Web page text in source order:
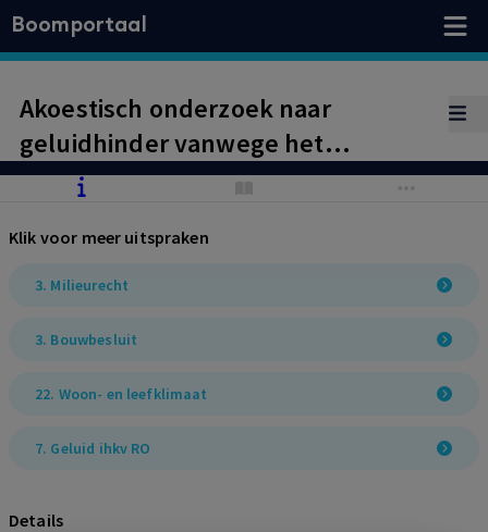
Boomportaal
Akoestisch onderzoek naar
geluidhinder vanwege het
inrichtingsgebonden verkeer van en
Schrikkelcirculaire. Bouwbesluit.
Binnenwaarde.
Klik voor meer uitspraken
3. Milieurecht
3. Bouwbesluit
22. Woon- en leefklimaat
7. Geluid ihkv RO
Details